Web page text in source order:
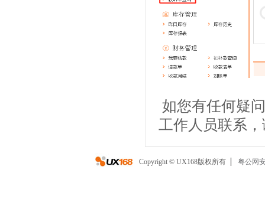
如您有任何疑
工作人员联系
Copyright © UX168版权所有 粤公网